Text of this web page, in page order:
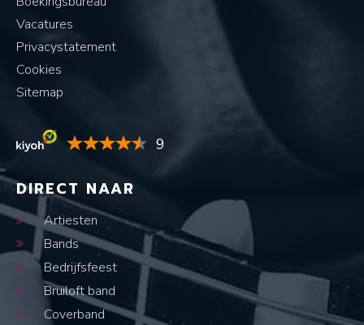
Vacatures
Privacystatement
Cookies
Sitemap
9
DIRECT NAAR
Artiesten
Bands
Bedrijfsfeest
Bruiloft band
Coverband